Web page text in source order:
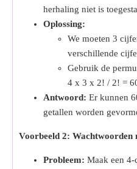
herhaling niet is
Oplossing:
We moeten 3
verschillende
Gebruik de
4 x 3 x 2! / 2! =
Antwoord: Er kunnen
getallen worden
Voorbeeld 2: Wachtwoorden
Probleem: Maak een